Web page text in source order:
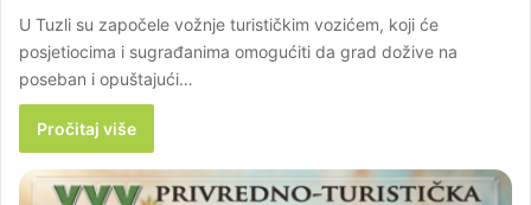
U Tuzli su započele vožnje turističkim vozićem, koji će
posjetiocima i sugrađanima omogućiti da grad dožive na
poseban i opuštajući…
Pročitaj više